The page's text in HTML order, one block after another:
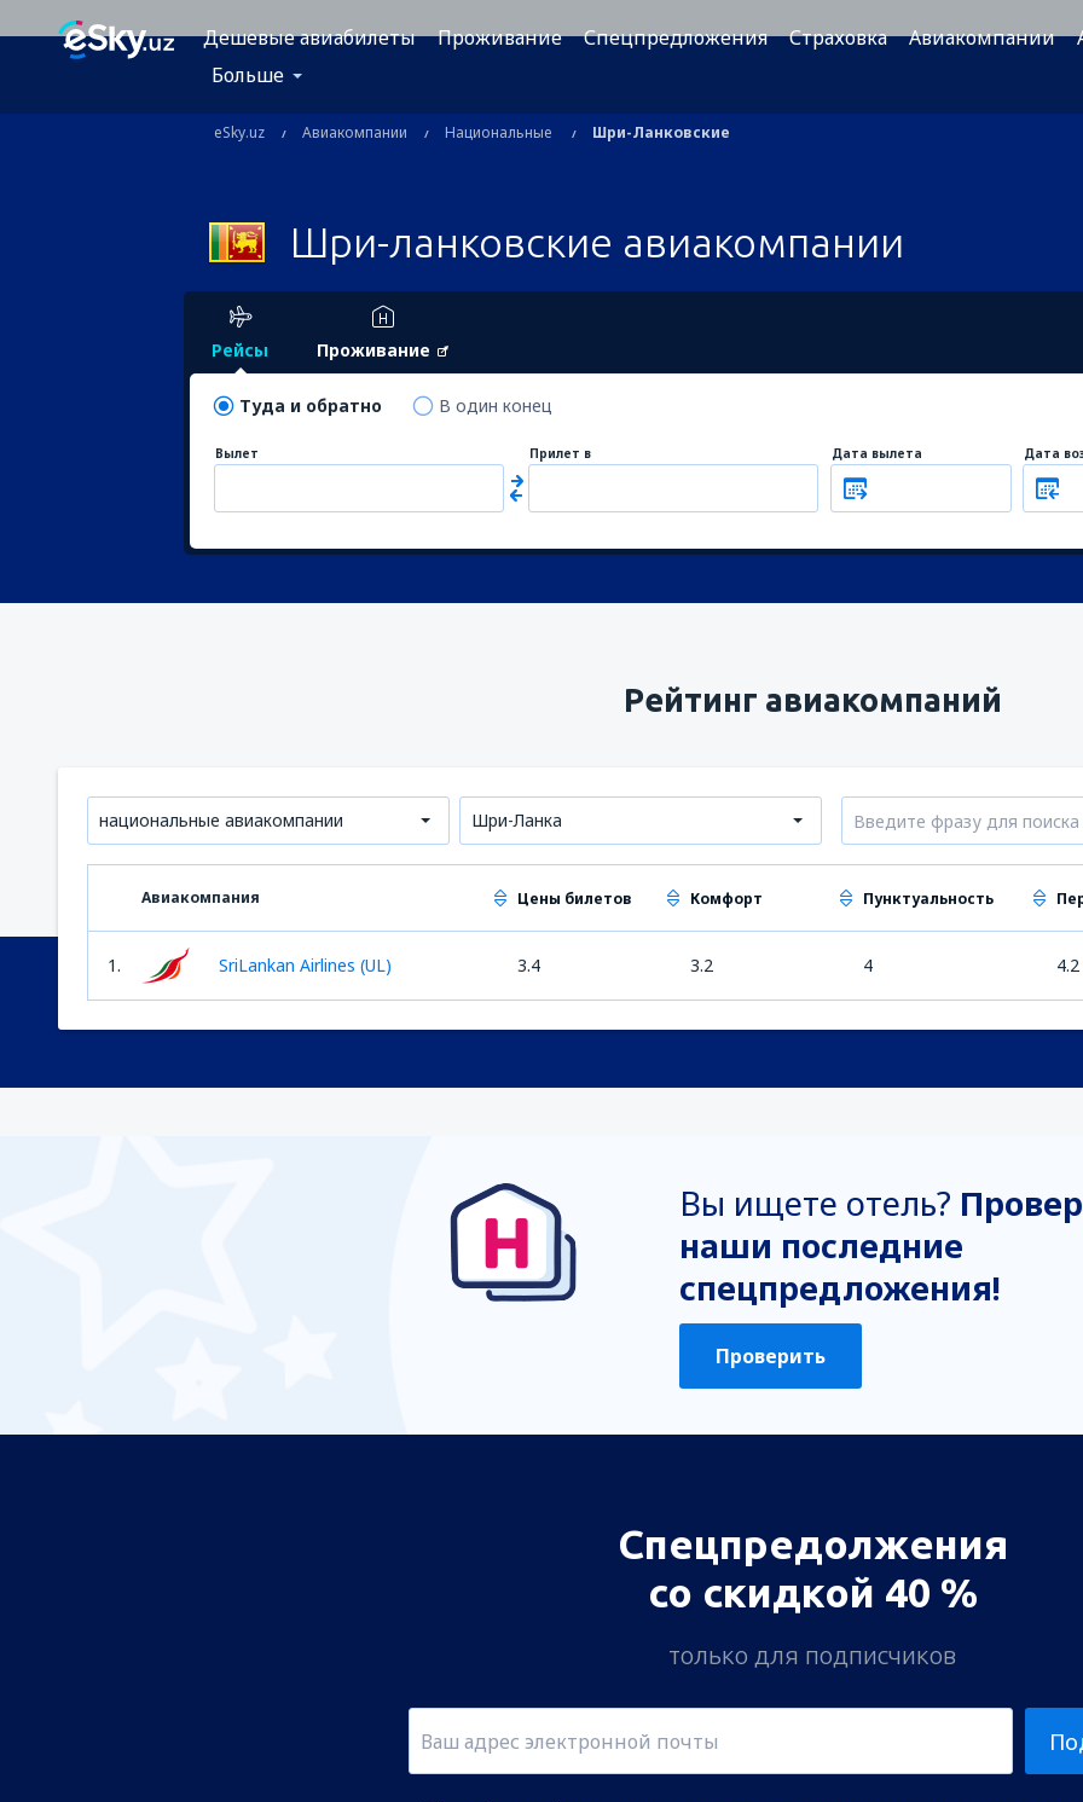
Дешевые авиабилеты Проживание Спецпредложения Страховка Авиакомпании
Больше
eSky.uz Авиакомпании Национальные Шри-Ланковские
Шри-ланковские авиакомпании
Рейсы Проживание
Туда и обратно В один конец
Вылет Прилет в Дата вылета Дата
Рейтинг авиакомпаний
национальные авиакомпании Шри-Ланка
Авиакомпания Цены билетов Комфорт Пунктуальность
1. SriLankan Airlines (UL) 3.4 3.2 4 4.2
Вы ищете отель?
наши последние
спецпредложения!
Проверить
Спецпредолжения
со скидкой 40 %
только для подписчиков